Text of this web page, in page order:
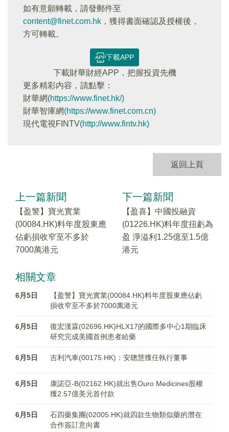
如有意願轉載，請發郵件至
content@finet.com.hk ，獲得書面確認及授權後，
方可轉載。
下載APP
下載財華財經APP，把握投資先機
更多精彩内容，請點擊：
財華網(https://www.finet.hk/)
財華智庫網(https://www.finet.com.cn)
現代電視FINTV(http://www.fintv.hk)
返回上頁
上一篇新聞
【盈警】寶光實業
(00084.HK)料年度股東應
佔虧損收窄至不多於
7000萬港元
下一篇新聞
【盈喜】中國投融資
(01226.HK)料年度扭虧為
盈 淨溢利1.25億至1.5億
港元
相關文章
6月5日
【盈警】寶光實業(00084.HK)料年度股東應佔虧
損收窄至不多於7000萬港元
6月5日
復宏漢霖(02696.HK)HLX17的國際多中心1期臨床
研究完成美國首例患者給藥
6月5日 吉利汽車(00175.HK)：安聰慧獲任執行董事
6月5日
康諾亞-B(02162.HK)就出售Ouro Medicines股權
獲2.57億美元首付款
6月5日
石四藥集團(02005.HK)就四款生物類似藥的潛在
合作簽訂意向書